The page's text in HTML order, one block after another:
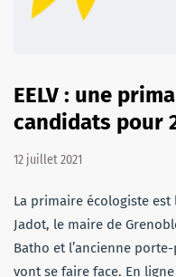
EELV : une
candidats pour
12 juillet 2021
La primaire écologiste est
Jadot, le maire de
Batho et l’ancienne porte-
vont se faire face. En